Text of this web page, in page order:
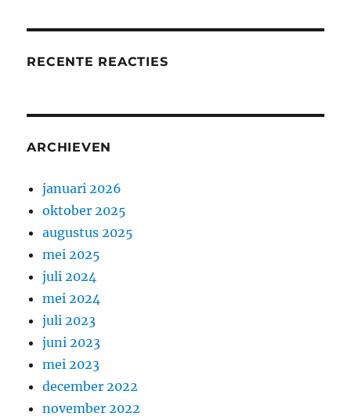
RECENTE REACTIES
ARCHIEVEN
januari 2026
oktober 2025
augustus 2025
mei 2025
juli 2024
mei 2024
juli 2023
juni 2023
mei 2023
december 2022
november 2022